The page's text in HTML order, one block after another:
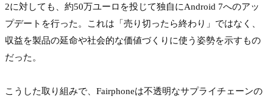
2に対しても、約50万ユーロを投じて独自にAndroid 7へのアッ
プデートを行った。これは「売り切ったら終わり」ではなく、
収益を製品の延命や社会的な価値づくりに使う姿勢を示すもの
だった。
こうした取り組みで、Fairphoneは不透明なサプライチェーンの